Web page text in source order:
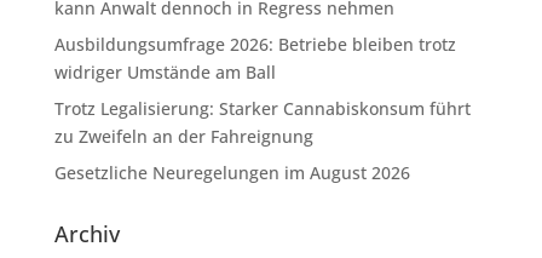
kann Anwalt dennoch in Regress nehmen
Ausbildungsumfrage 2026: Betriebe bleiben trotz
widriger Umstände am Ball
Trotz Legalisierung: Starker Cannabiskonsum führt
zu Zweifeln an der Fahreignung
Gesetzliche Neuregelungen im August 2026
Archiv